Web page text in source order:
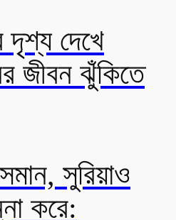
দৃশ্য দেখে
জীবন ঝুঁকিতে
সুরিয়াও
করে: